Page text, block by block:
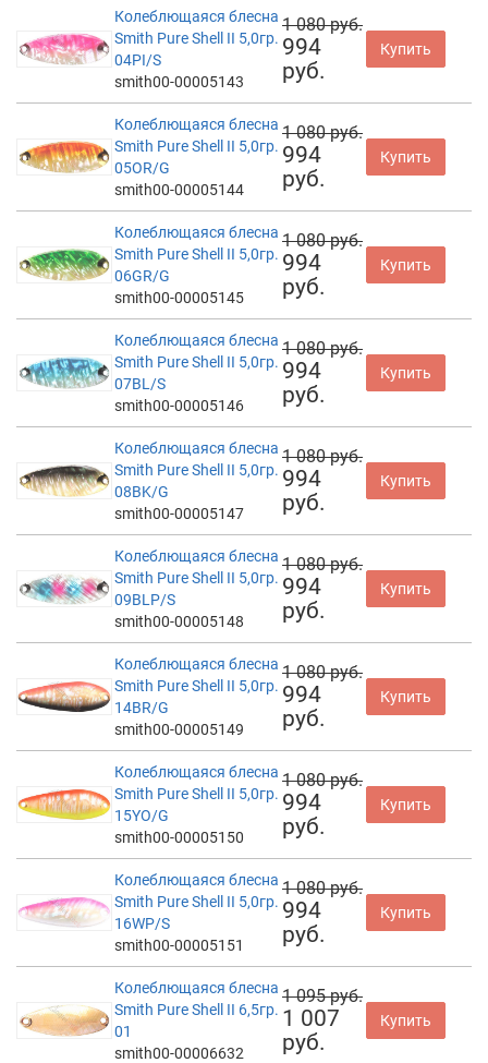
Колеблющаяся блесна
Smith Pure Shell II 5,0гр.
04PI/S
smith00-00005143
1 080 руб.
994
руб.
Купить
Колеблющаяся блесна
Smith Pure Shell II 5,0гр.
05OR/G
smith00-00005144
1 080 руб.
994
руб.
Купить
Колеблющаяся блесна
Smith Pure Shell II 5,0гр.
06GR/G
smith00-00005145
1 080 руб.
994
руб.
Купить
Колеблющаяся блесна
Smith Pure Shell II 5,0гр.
07BL/S
smith00-00005146
1 080 руб.
994
руб.
Купить
Колеблющаяся блесна
Smith Pure Shell II 5,0гр.
08BK/G
smith00-00005147
1 080 руб.
994
руб.
Купить
Колеблющаяся блесна
Smith Pure Shell II 5,0гр.
09BLP/S
smith00-00005148
1 080 руб.
994
руб.
Купить
Колеблющаяся блесна
Smith Pure Shell II 5,0гр.
14BR/G
smith00-00005149
1 080 руб.
994
руб.
Купить
Колеблющаяся блесна
Smith Pure Shell II 5,0гр.
15YO/G
smith00-00005150
1 080 руб.
994
руб.
Купить
Колеблющаяся блесна
Smith Pure Shell II 5,0гр.
16WP/S
smith00-00005151
1 080 руб.
994
руб.
Купить
Колеблющаяся блесна
Smith Pure Shell II 6,5гр.
01
smith00-00006632
1 095 руб.
1 007
руб.
Купить